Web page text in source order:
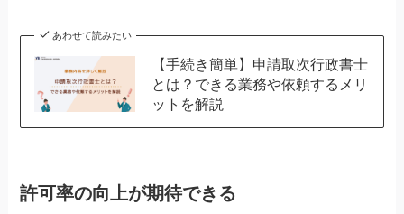
あわせて読みたい
【手続き簡単】申請取次行政書士
とは？できる業務や依頼するメリ
ットを解説
許可率の向上が期待できる